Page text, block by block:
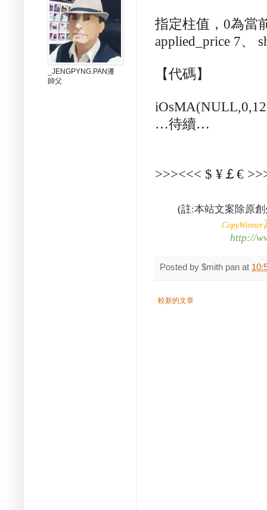
指定柱值， 0為當
applied_price 7、
【代碼】
…待續…
>>><<< $ ¥￡€
(註:本站文案除原
CopyWinner
http://
Posted by $mith pan at
較新的文章
_JENGPYNG.PAN潘
師父